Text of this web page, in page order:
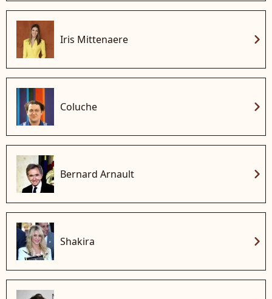
Iris Mittenaere chevron_right
Coluche chevron_right
Bernard Arnault chevron_right
Shakira chevron_right